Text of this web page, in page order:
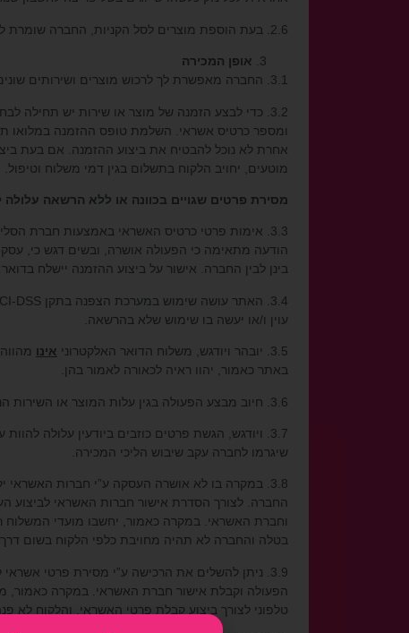
2.6. בעת הוספת מוצרים לסל הקניות, החברה שומרת לעצמה את הזכות להעביר תזכורת ללקוח/ה אודות הסל הנטוש, באמצעות שליחת מייל לבעל החשבון.
אופן המכירה
3.1. החברה מאפשרת לך לרכוש מוצרים ושירותים שונים באמצעות האתר.
3.2. כדי לבצע הזמנה של מוצר או שירות יש תחילה
ומספר כרטיס אשראי. השלמת טופס ההזמנה במלואו
אחרת לא נוכל להבטיח את ביצוע ההזמנה. אם בעת
מוטעים, יחויב הלקוח בתשלום בגין דמי משלוח
מסירת פרטים שגויים בכוונה או ללא הרשאה עלולה
3.3. אימות פרטי כרטיס האשראי באמצעות חברת
הודעה מתאימה כי הפעולה אושרה, ובשים דגש כי,
בינן לבין החברה. אישור על ביצוע ההזמנה יישלח בדואר אלקטרוני בתוך עד
עוין ו/או יעשה בו שימוש שלא בהרשאה.
3.5. יובהר ויודגש, משלוח הדואר האלקטרוני אינו
באתר כאמור, יהוו ראיה לכאורה לאמור בהן.
3.6. חיוב מבצע הפעולה בגין עלות המוצר או השירות הנרכש על ידו, יתבצע באמצעות כרטיס האשראי, לאחר ביצוע הפעולה.
3.7. ויודגש, הגשת פרטים כוזבים ביודעין עלולה
שיגרמו לחברה עקב שיבוש הליכי המכירה.
3.8. במקרה בו לא אושרה העסקה ע”י חברות
החברה. לצורך הסדרת אישור חברות האשראי לביצוע
וחברת האשראי. במקרה כאמור, יחשבו מועדי
בטלה והחברה לא תהיה מחויבת כלפי הלקוח בשום
3.9. ניתן להשלים את הרכישה ע”י מסירת פרטי
הפעולה וקבלת אישור חברת האשראי. במקרה כאמור,
טלפוני לצורך ביצוע קבלת פרטי האשראי, והלקוח לא פנה טלפונית ו/או באמצעות